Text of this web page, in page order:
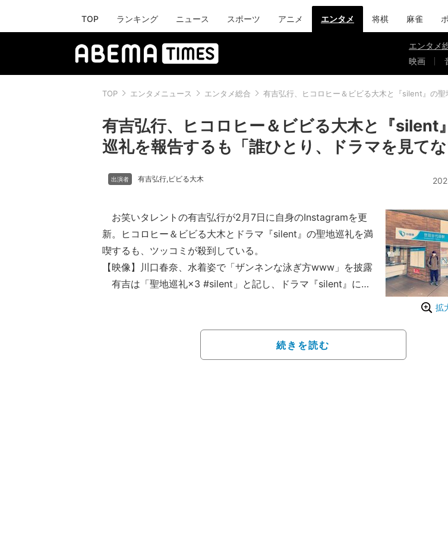
TOP ランキング ニュース スポーツ アニメ エンタメ 将棋 麻雀
エンタメ
映画
TOP エンタメニュース エンタメ総合 有吉弘行、ヒコロヒー＆ビビる大木と『silent』の聖
有吉弘行、ヒコロヒー＆ビビる大木と『silent
巡礼を報告するも「誰ひとり、ドラマを見てな
有吉弘行,ビビる大木
拡
お笑いタレントの有吉弘行が2月7日に自身のInstagramを更
新。ヒコロヒー＆ビビる大木とドラマ『silent』の聖地巡礼を満
喫するも、ツッコミが殺到している。
【映像】川口春奈、水着姿で「ザンネンな泳ぎ方www」を披露
有吉は「聖地巡礼×3 #silent」と記し、ドラマ『silent』に登
聖地巡礼を楽しんだ様子を明かしている。
続きを読む